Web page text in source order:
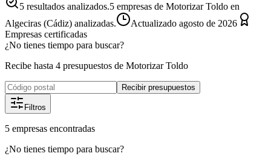
5 resultados analizados.5 empresas de Motorizar Toldo en
Algeciras (Cádiz) analizadas.
Actualizado agosto de 2026
Empresas certificadas
¿No tienes tiempo para buscar?
Recibe hasta 4 presupuestos de Motorizar Toldo
Recibir presupuestos
Filtros
5 empresas encontradas
¿No tienes tiempo para buscar?